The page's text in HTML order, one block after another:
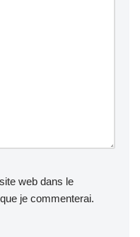
web dans le
je commenterai.